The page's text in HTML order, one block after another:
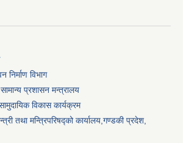
निर्माण विभाग
प्रशासन मन्त्रालय
विकास कार्यक्रम
तथा मन्त्रिपरिषद्को कार्यालय,गण्डकी प्रदेश,